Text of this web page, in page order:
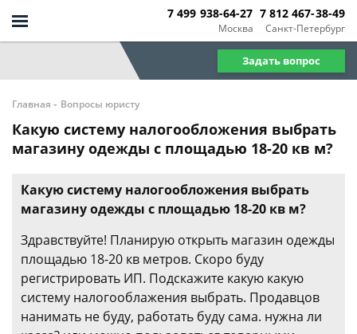
Москва
7 499 938-64-27
Санкт-Петербург
7 812 467-38-49
Задать вопрос
Главная - Вопросы юристу
Какую систему налогообложения выбрать
магазину одежды с площадью 18-20 кв м?
Какую систему налогообложения выбрать
магазину одежды с площадью 18-20 кв м?
Здравствуйте! Планирую открыть магазин одежды
площадью 18-20 кв метров. Скоро буду
регистрировать ИП. Подскажите какую какую
систему налогооблажения выбрать. Продавцов
нанимать не буду, работать буду сама. нужна ли